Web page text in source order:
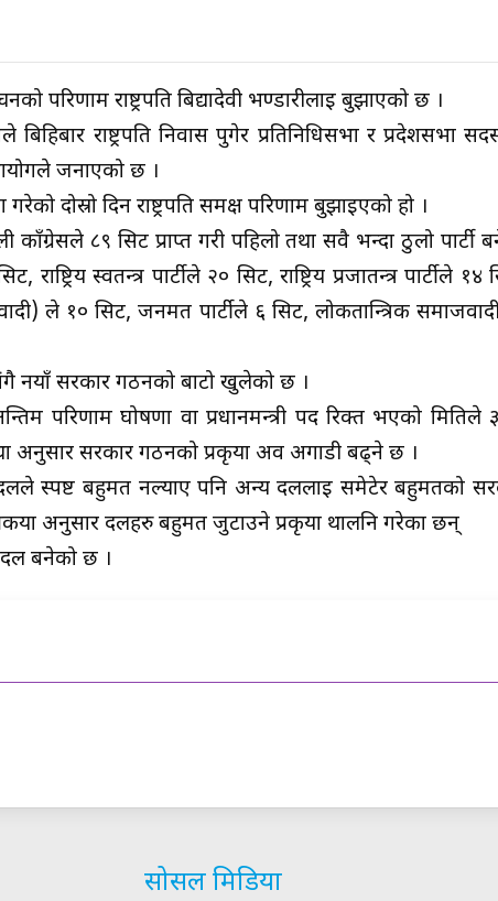
परिणाम राष्ट्रपति बिद्यादेवी भण्डारीलाई बुझाएको छ ।
राष्ट्रपति निवास पुगेर प्रतिनिधिसभा र प्रदेशसभा
आयोगले जनाएको छ ।
दोस्रो दिन राष्ट्रपति समक्ष परिणाम बुझाईएको हो ।
काँग्रेसले ८९ सिट प्राप्त गरी पहिलो तथा सवै भन्दा ठुलो
स्वतन्त्र पार्टीले २० सिट, राष्ट्रिय प्रजातन्त्र पार्टीले
ले १० सिट, जनमत पार्टीले ६ सिट, लोकतान्त्रिक
नयाँ सरकार गठनको बाटो खुलेको छ ।
परिणाम घोषणा वा प्रधानमन्त्री पद रिक्त भएको मितिले ३५
अनुसार सरकार गठनको प्रकृया अव अगाडी बढ्ने छ ।
स्पष्ट बहुमत नल्याए पनि अन्य दललाई समेटेर बहुमतको
अनुसार दलहरु बहुमत जुटाउने प्रकृया थालनि गरेका छन्
दल बनेको छ ।
सोसल मिडिया